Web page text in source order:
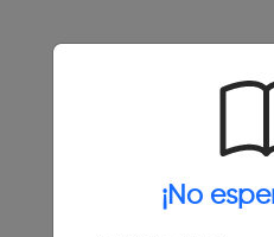
¡No